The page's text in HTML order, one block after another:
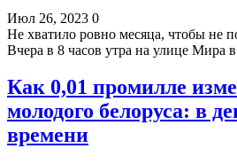
Июл 26, 2023 0
Не хватило ровно месяца, чтобы не
Вчера в 8 часов утра на улице Мира
Как 0,01 промилле
молодого белоруса: в
времени